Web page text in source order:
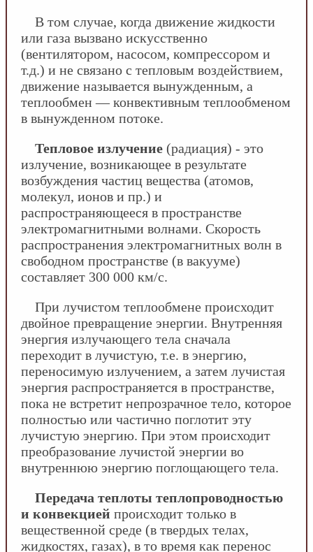
В том случае, когда движение жидкости
или газа вызвано искусственно
(вентилятором, насосом, компрессором и
т.д.) и не связано с тепловым воздействием,
движение называется вынужденным, а
теплообмен — конвективным теплообменом
в вынужденном потоке.
Тепловое излучение (радиация) - это
излучение, возникающее в результате
возбуждения частиц вещества (атомов,
молекул, ионов и пр.) и
распространяющееся в пространстве
электромагнитными волнами. Скорость
распространения электромагнитных волн в
свободном пространстве (в вакууме)
составляет 300 000 км/с.
При лучистом теплообмене происходит
двойное превращение энергии. Внутренняя
энергия излучающего тела сначала
переходит в лучистую, т.е. в энергию,
переносимую излучением, а затем лучистая
энергия распространяется в пространстве,
пока не встретит непрозрачное тело, которое
полностью или частично поглотит эту
лучистую энергию. При этом происходит
преобразование лучистой энергии во
внутреннюю энергию поглощающего тела.
Передача теплоты теплопроводностью
и конвекцией происходит только в
вещественной среде (в твердых телах,
жидкостях, газах), в то время как перенос